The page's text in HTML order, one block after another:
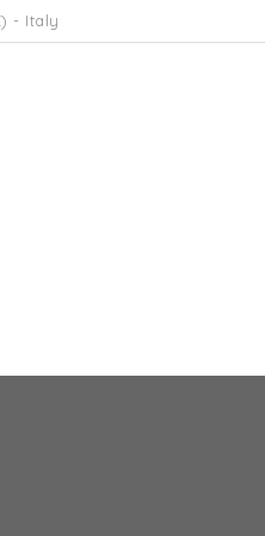
- Italy